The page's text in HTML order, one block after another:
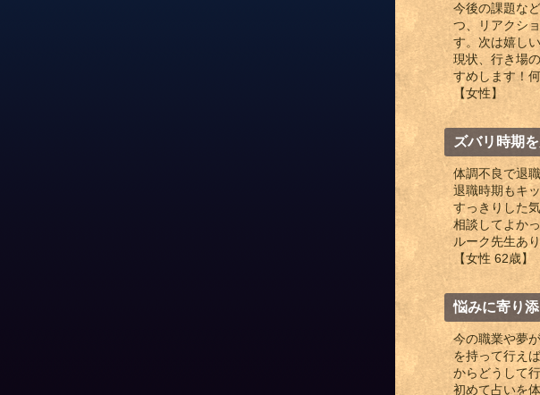
今後の課題な
つ、リアクシ
す。次は嬉し
現状、行き場
すめします！
【女性】
ズバリ時期
体調不良で退
退職時期もキ
すっきりした
相談してよか
ルーク先生あ
【女性 62歳】
悩みに寄り
今の職業や夢
を持って行え
からどうして
初めて占いを